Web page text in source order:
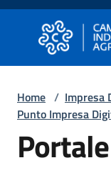
Vai al contenuto
Vai alla navigazione
Vai al footer
Camera di
Camera di
Avviare
Impresa
Home / Impresa
Punto Impresa